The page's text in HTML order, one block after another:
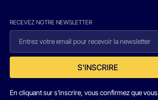
RECEVEZ NOTRE NEWSLETTER
S'INSCRIRE
En cliquant sur s'inscrire, vous confirmez que vous